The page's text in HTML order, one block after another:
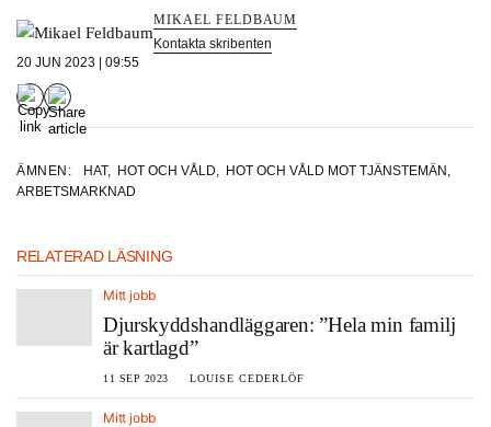
MIKAEL FELDBAUM
Kontakta skribenten
20 JUN 2023 | 09:55
ÄMNEN: HAT, HOT OCH VÅLD, HOT OCH VÅLD MOT TJÄNSTEMÄN ,
ARBETSMARKNAD
RELATERAD LÄSNING
Mitt jobb
Djurskyddshandläggaren: ”Hela min familj
är kartlagd”
11 SEP 2023 LOUISE CEDERLÖF
Mitt jobb